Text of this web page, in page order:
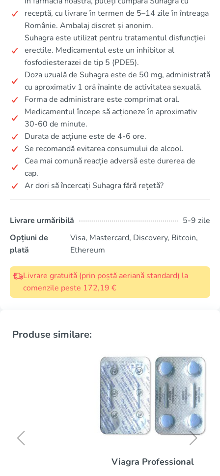
receptă, cu livrare în termen de 5–14 zile în întreaga
Românie. Ambalaj discret și anonim.
Suhagra este utilizat pentru tratamentul disfuncției
erectile. Medicamentul este un inhibitor al
fosfodiesterazei de tip 5 (PDE5).
Doza uzuală de Suhagra este de 50 mg, administrată
cu aproximativ 1 oră înainte de activitatea sexuală.
Forma de administrare este comprimat oral.
Medicamentul începe să acționeze în aproximativ
30-60 de minute.
Durata de acțiune este de 4-6 ore.
Se recomandă evitarea consumului de alcool.
Cea mai comună reacție adversă este durerea de
cap.
Ar dori să încercați Suhagra fără rețetă?
Livrare urmăribilă
5-9 zile
Opțiuni de
plată
Visa, Mastercard, Discovery, Bitcoin,
Ethereum
Livrare gratuită (prin poștă aeriană standard) la
comenzile peste 172,19 €
Produse similare:
Viagra Professional